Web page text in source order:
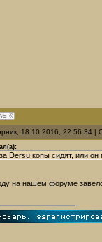
18.10.2016, 22:56:34
Dersu копы сидят, или он
на нашем форуме